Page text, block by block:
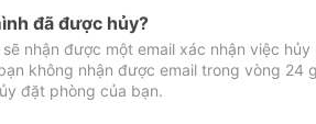
đã được hủy?
nhận được một email xác nhận việc
không nhận được email trong vòng 24
đặt phòng của bạn.